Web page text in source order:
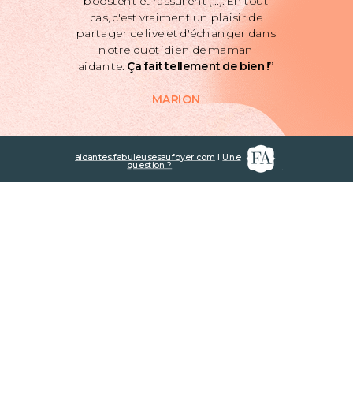
aidantes.fabuleusesaufoyer.com I Une
question ?
cas, c'est vraiment un plaisir de
partager ce live et d'échanger dans
notre quotidien de maman
aidante. Ça fait tellement de bien !”
MARION